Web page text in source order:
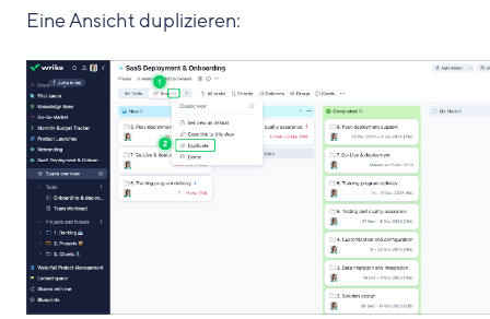
Eine Ansicht duplizieren: